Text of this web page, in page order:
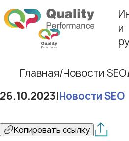
и
Главная Новости SEO
26.10.2023|Новости SEO
Копировать ссылку